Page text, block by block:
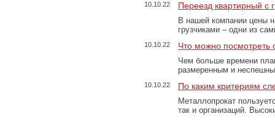
10.10.22 Переезд квартирный с
В нашей компании цены
грузчиками – одни из
10.10.22 Что можно посмотреть
Чем больше времени
размеренным и
10.10.22 По каким критериям
Металлопрокат
так и организаций.